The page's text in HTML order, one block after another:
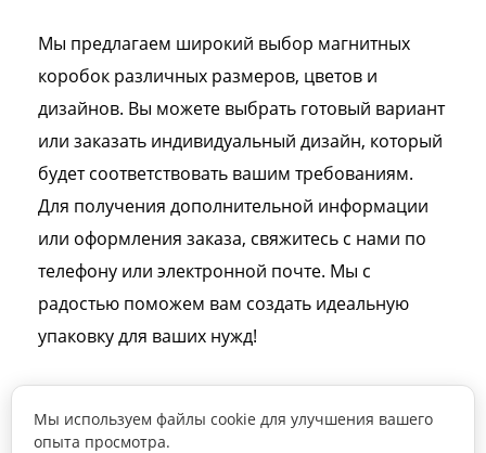
Мы предлагаем широкий выбор магнитных
коробок различных размеров, цветов и
дизайнов. Вы можете выбрать готовый вариант
или заказать индивидуальный дизайн, который
будет соответствовать вашим требованиям.
Для получения дополнительной информации
или оформления заказа, свяжитесь с нами по
телефону или электронной почте. Мы с
радостью поможем вам создать идеальную
упаковку для ваших нужд!
Мы используем файлы cookie для улучшения вашего
опыта просмотра.